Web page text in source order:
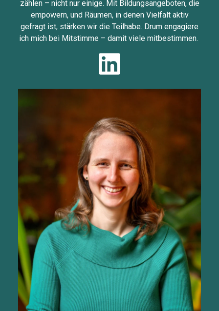
zählen – nicht nur einige. Mit Bildungsangeboten, die
empowern, und Räumen, in denen Vielfalt aktiv
gefragt ist, stärken wir die Teilhabe. Drum engagiere
ich mich bei Mitstimme – damit viele mitbestimmen.